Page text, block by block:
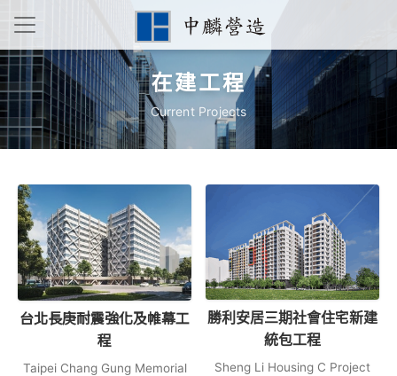
在建工程
Current Projects
台北長庚耐震強化及帷幕工
程
Taipei Chang Gung Memorial
勝利安居三期社會住宅新建
統包工程
Sheng Li Housing C Project